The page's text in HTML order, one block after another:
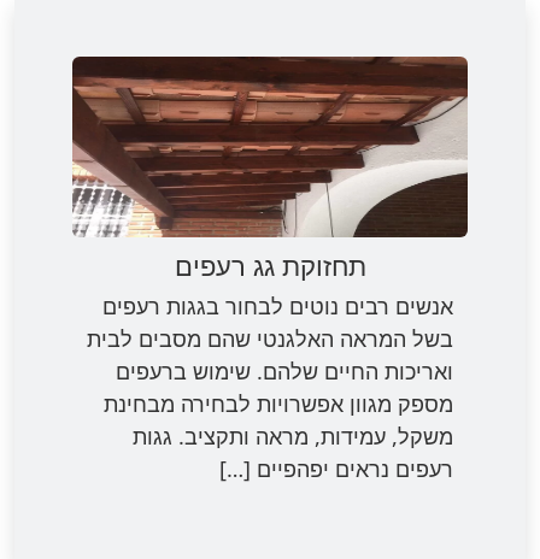
תחזוקת גג רעפים
אנשים רבים נוטים לבחור בגגות רעפים
בשל המראה האלגנטי שהם מסבים לבית
ואריכות החיים שלהם. שימוש ברעפים
מספק מגוון אפשרויות לבחירה מבחינת
משקל, עמידות, מראה ותקציב. גגות
רעפים נראים יפהפיים […]